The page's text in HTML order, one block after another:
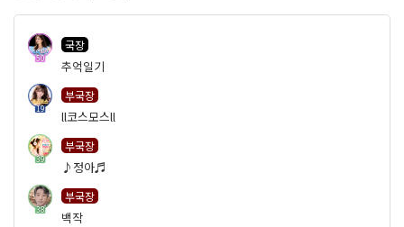
50
국장
추억일기
19
부국장
ll코스모스ll
39
부국장
♪정아♬
38
부국장
백작